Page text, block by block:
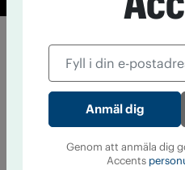
Genom att anmäla dig
Accents